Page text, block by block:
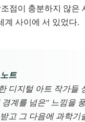
점이 충분하지 않은
계 사이에 서 있었다.
트
디지털 아트 작가들
경계를 넘은" 느낌을
고 그 다음에 과학기